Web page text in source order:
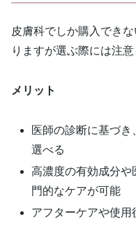
皮膚科でしか購入でき
りますが選ぶ際には注意
メリット
医師の診断に基づ
選べる
高濃度の有効成分
門的なケアが可能
アフターケアや使用